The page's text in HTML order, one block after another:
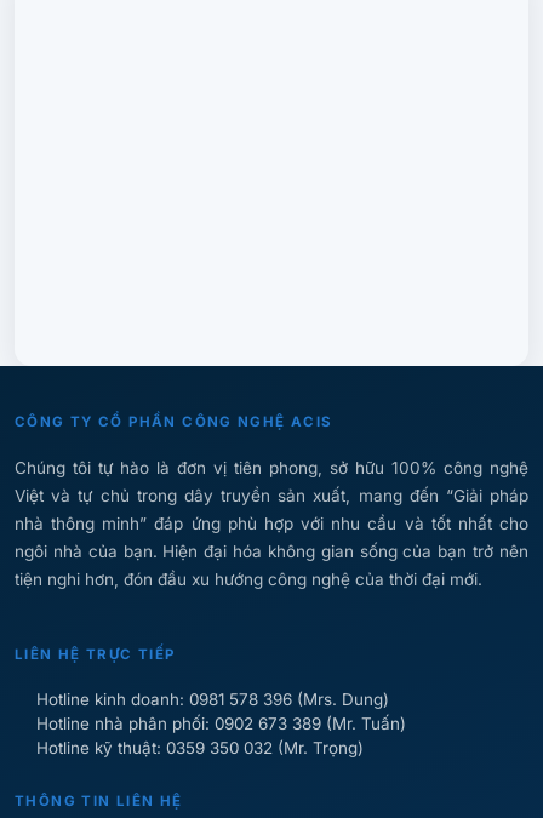
CÔNG TY CỔ PHẦN CÔNG NGHỆ ACIS
Chúng tôi tự hào là đơn vị tiên phong, sở hữu 100% công nghệ
Việt và tự chủ trong dây truyền sản xuất, mang đến “Giải pháp
nhà thông minh” đáp ứng phù hợp với nhu cầu và tốt nhất cho
ngôi nhà của bạn. Hiện đại hóa không gian sống của bạn trở nên
tiện nghi hơn, đón đầu xu hướng công nghệ của thời đại mới.
LIÊN HỆ TRỰC TIẾP
Hotline kinh doanh: 0981 578 396 (Mrs. Dung)
Hotline nhà phân phối: 0902 673 389 (Mr. Tuấn)
Hotline kỹ thuật: 0359 350 032 (Mr. Trọng)
THÔNG TIN LIÊN HỆ